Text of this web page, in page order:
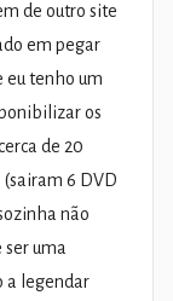
de outro site
em pegar
eu tenho um
os
de 20
6 DVD
não
uma
a legendar